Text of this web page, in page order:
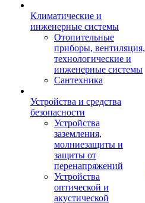
Климатические и
инженерные системы
Отопительные
приборы, вентиляция,
технологические и
инженерные системы
Сантехника
Устройства и средства
безопасности
Устройства
заземления,
молниезащиты и
защиты от
перенапряжений
Устройства
оптической и
акустической